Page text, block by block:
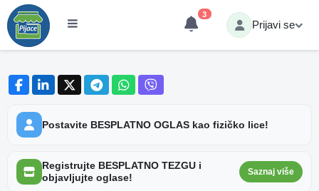
3
Prijavi se
Postavite BESPLATNO OGLAS kao fizičko lice!
Registrujte BESPLATNO TEZGU i
objavljujte oglase!
Saznaj više